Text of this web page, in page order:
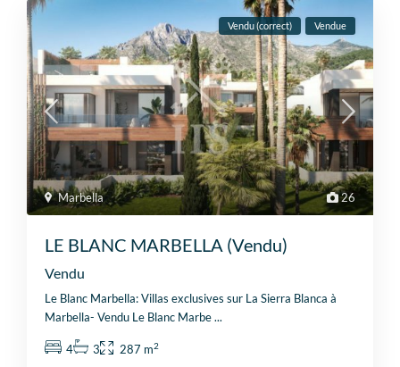
26
Marbella
Vendu (correct) Vendue
LE BLANC MARBELLA (Vendu)
Vendu
Le Blanc Marbella: Villas exclusives sur La Sierra Blanca à
Marbella- Vendu Le Blanc Marbe...
4 3 287 m2